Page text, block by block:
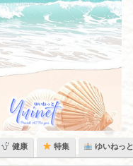
健康 特集 ゆいねっと